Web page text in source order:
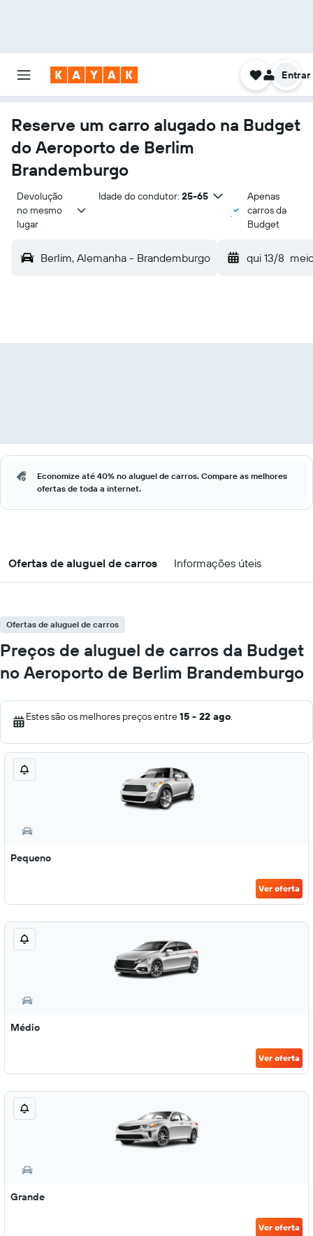
Entrar
Reserve um carro alugado na Budget
do Aeroporto de Berlim
Brandemburgo
Devolução
no mesmo
lugar
Idade do condutor: 25-65
Apenas
carros da
Budget
Berlim, Alemanha - Brandemburgo qui 13/8
Economize até 40% no aluguel de carros. Compare as melhores
ofertas de toda a internet.
Ofertas de aluguel de carros Informações úteis
Ofertas de aluguel de carros
Preços de aluguel de carros da Budget
no Aeroporto de Berlim Brandemburgo
Estes são os melhores preços entre15 - 22 ago.
Pequeno
Ver oferta
Médio
Ver oferta
Grande
Ver oferta